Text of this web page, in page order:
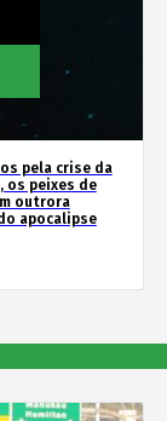
pela crise da
os peixes de
outrora
apocalipse